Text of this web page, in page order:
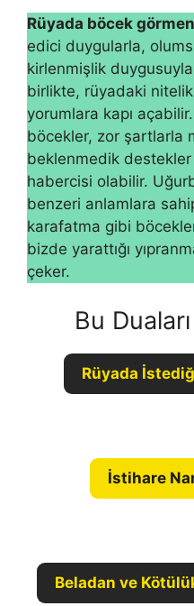
Rüyada böcek
edici duygularla,
kirlenmiş­lik
birlikte, rüyadaki
yorumlara kapı
böcekler, zor şartlarla
beklenmedik
habercisi olabilir.
benzeri anlamlara
karafatma gibi
bizde yarattığı
çeker.
Bu
Rüyada
İstihare
Beladan ve